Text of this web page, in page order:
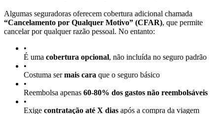
Algumas seguradoras oferecem cobertura adicional chamada
“Cancelamento por Qualquer Motivo” (CFAR), que permite
cancelar por qualquer razão pessoal. No entanto:
•
É uma cobertura opcional, não incluída no seguro padrão
•
Costuma sermais cara que o seguro básico
•
Reembolsa apenas 60-80% dos gastos não reembolsáveis
•
Exige contratação até X dias após a compra da viagem